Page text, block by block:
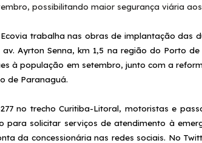
possibilitando maior segurança viária
trabalha nas obras de implantação das
Ayrton Senna, km 1,5 na região do Porto
à população em setembro, junto com a
de Paranaguá.
no trecho Curitiba-Litoral, motoristas e
para solicitar serviços de atendimento à
da concessionária nas redes sociais. No